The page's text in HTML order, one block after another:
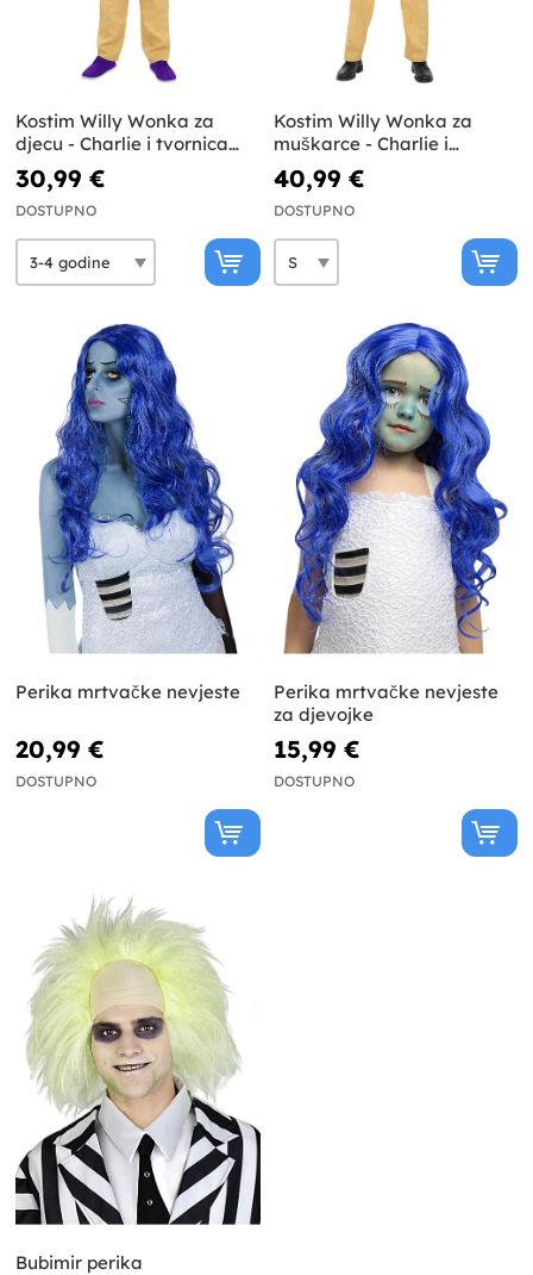
Kostim Willy Wonka za
djecu - Charlie i tvornica
čokolade
30,99 €
DOSTUPNO
Kostim Willy Wonka za
muškarce - Charlie i
tvornica čokolade
40,99 €
DOSTUPNO
Perika mrtvačke nevjeste
20,99 €
DOSTUPNO
Perika mrtvačke nevjeste
za djevojke
15,99 €
DOSTUPNO
Bubimir perika